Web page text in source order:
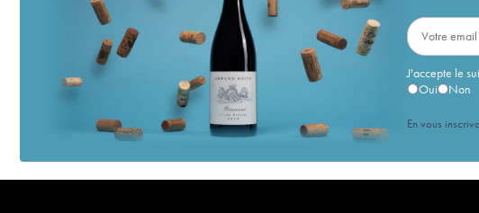
J'accepte le
Oui
Non
En vous